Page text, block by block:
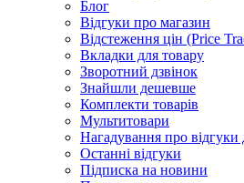
Блог
Відгуки про магазин
Відстеження цін (Price
Вкладки для товару
Зворотний дзвінок
Знайшли дешевше
Комплекти товарів
Мультитовари
Нагадування про відгуки
Останні відгуки
Підписка на новини